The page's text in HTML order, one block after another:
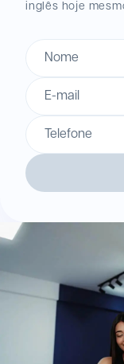
inglês hoje
Nome
E-mail
Telefone